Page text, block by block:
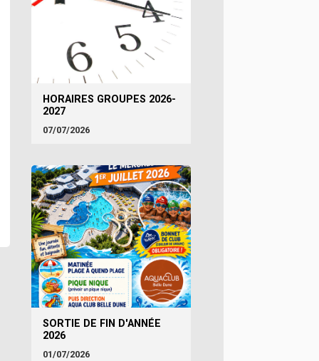
HORAIRES GROUPES 2026-
2027
07/07/2026
SORTIE DE FIN D'ANNÉE
2026
01/07/2026